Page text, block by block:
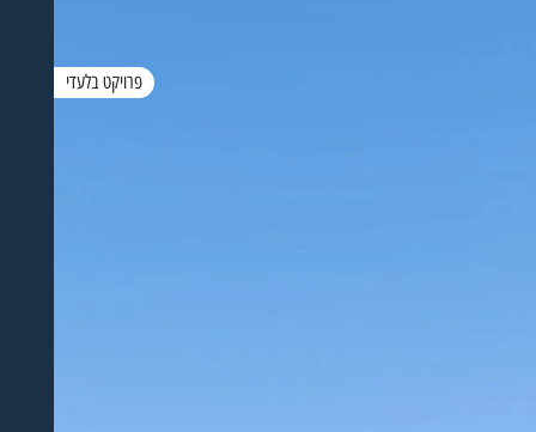
פרויקט בלעדי